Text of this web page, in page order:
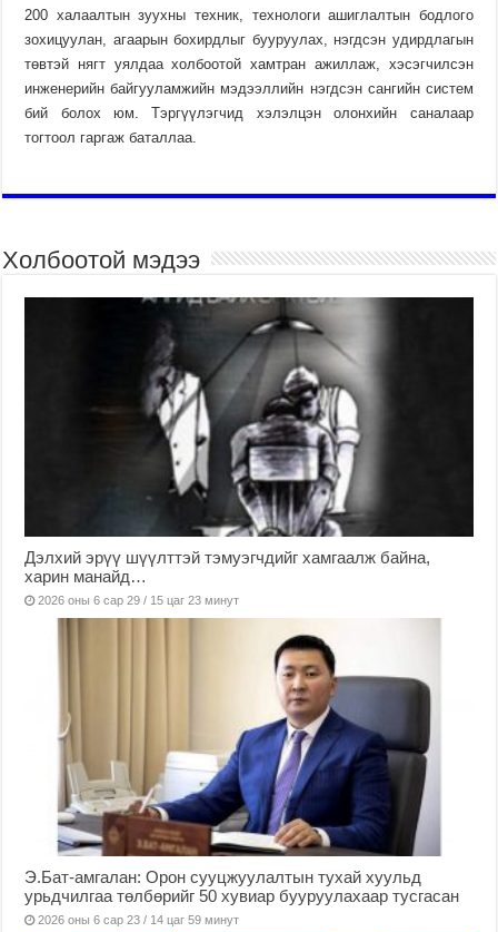
200 халаалтын зуухны техник, технологи ашиглалтын бодлого
зохицуулан, агаарын бохирдлыг бууруулах, нэгдсэн удирдлагын
төвтэй нягт уялдаа холбоотой хамтран ажиллаж, хэсэгчилсэн
инженерийн байгууламжийн мэдээллийн нэгдсэн сангийн систем
бий болох юм. Тэргүүлэгчид хэлэлцэн олонхийн саналаар
тогтоол гаргаж баталлаа.
Холбоотой мэдээ
Дэлхий эрүү шүүлттэй тэмуэгчдийг хамгаалж байна,
харин манайд…
2026 оны 6 сар 29 / 15 цаг 23 минут
Э.Бат-амгалан: Орон сууцжуулалтын тухай хуульд
урьдчилгаа төлбөрийг 50 хувиар бууруулахаар тусгасан
2026 оны 6 сар 23 / 14 цаг 59 минут